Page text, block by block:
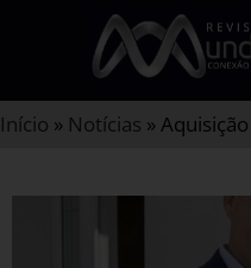
Início » Notícias »